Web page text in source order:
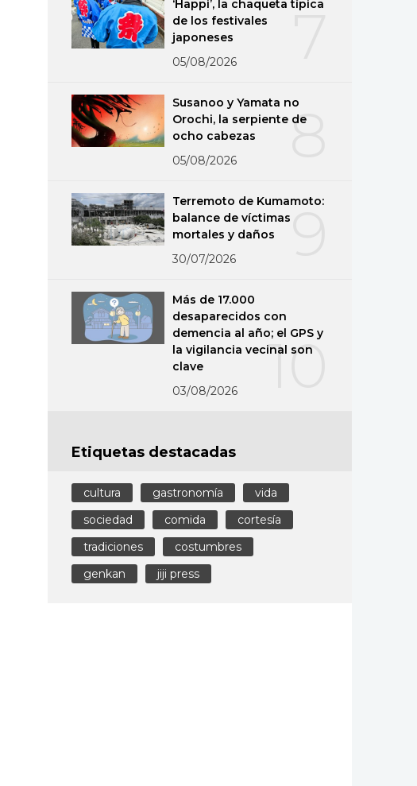
7
‘Happi’, la chaqueta típica
de los festivales
japoneses
05/08/2026
8
Susanoo y Yamata no
Orochi, la serpiente de
ocho cabezas
05/08/2026
Terremoto de Kumamoto:
balance de víctimas
mortales y daños
30/07/2026
10
Más de 17.000
desaparecidos con
demencia al año; el GPS y
la vigilancia vecinal son
clave
03/08/2026
Etiquetas destacadas
cultura gastronomía
vida
sociedad
comida
cortesía
tradiciones
costumbres
genkan
jiji press